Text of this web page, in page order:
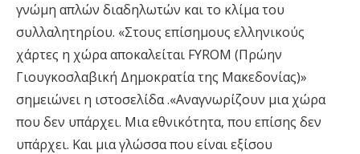
γνώμη απλών διαδηλωτών και το κλίμα του
συλλαλητηρίου. «Στους επίσημους ελληνικούς
χάρτες η χώρα αποκαλείται FYROM (Πρώην
Γιουγκοσλαβική Δημοκρατία της Μακεδονίας)»
σημειώνει η ιστοσελίδα .«Αναγνωρίζουν μια χώρα
που δεν υπάρχει. Μια εθνικότητα, που επίσης δεν
υπάρχει. Και μια γλώσσα που είναι εξίσου